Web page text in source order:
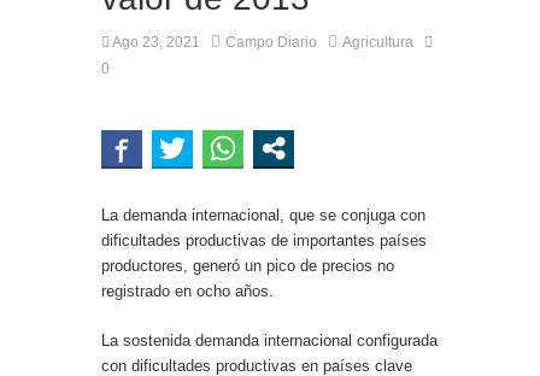
Ago 23, 2021 Campo Diario
Agricultura
0
La demanda internacional, que se conjuga con
dificultades productivas de importantes países
productores, generó un pico de precios no
registrado en ocho años.
La sostenida demanda internacional configurada
con dificultades productivas en países clave